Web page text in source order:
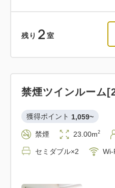
残り 2 室
禁煙ツインルーム
獲得ポイント 1,059~
禁煙 23.00m2
セミダブル×2 Wi-